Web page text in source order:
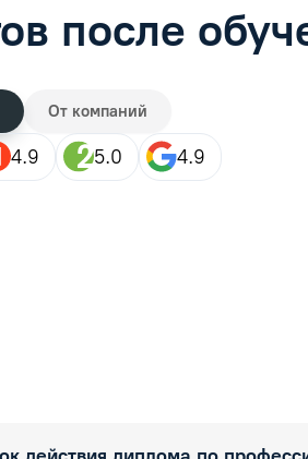
после
От компаний
4.9 5.0 4.9